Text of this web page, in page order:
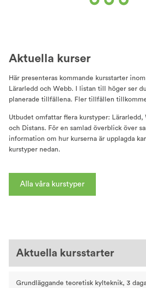
Aktuella kurser
Här presenteras kommande kursstarter
Lärarledd och Webb. I listan till höger ser
planerade tillfällena. Fler tillfällen
Utbudet omfattar flera kurstyper: Lärarledd,
och Distans. För en samlad överblick över
information om hur kurserna är upplagda
kurstyper nedan.
Alla våra kurstyper
Aktuella kursstarter
Grundläggande teoretisk kylteknik, 3